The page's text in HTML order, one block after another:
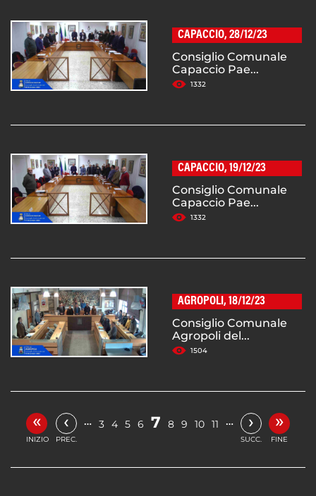
CAPACCIO, 28/12/23
Consiglio Comunale
Capaccio Pae...
1332
CAPACCIO, 19/12/23
Consiglio Comunale
Capaccio Pae...
1332
AGROPOLI, 18/12/23
Consiglio Comunale
Agropoli del...
1504
«
INIZIO
‹
PREC.
… 3 4 5 6 7 8 9 10 11 … ›
SUCC.
»
FINE